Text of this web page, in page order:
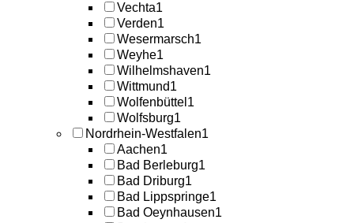
Vechta1
Verden1
Wesermarsch1
Weyhe1
Wilhelmshaven1
Wittmund1
Wolfenbüttel 1
Wolfsburg1
Nordrhein-Westfalen1
Aachen1
Bad Berleburg1
Bad Driburg1
Bad Lippspringe1
Bad Oeynhausen1